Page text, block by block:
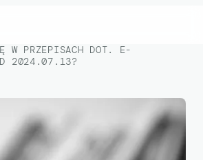
W PRZEPISACH DOT. E-
2024.07.13?